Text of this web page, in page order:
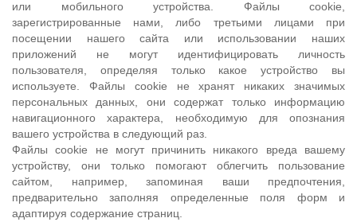
или мобильного устройства. Файлы cookie,
зарегистрированные нами, либо третьими лицами при
посещении нашего сайта или использовании наших
приложений не могут идентифицировать личность
пользователя, определяя только какое устройство вы
используете. Файлы cookie не хранят никаких значимых
персональных данных, они содержат только информацию
навигационного характера, необходимую для опознания
вашего устройства в следующий раз.
Файлы cookie не могут причинить никакого вреда вашему
устройству, они только помогают облегчить пользование
сайтом, например, запоминая ваши предпочтения,
предварительно заполняя определенные поля форм и
адаптируя содержание страниц.